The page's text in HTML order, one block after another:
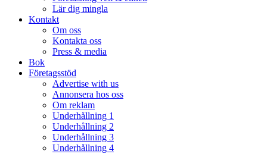
Lär dig mingla
Kontakt
Om oss
Kontakta oss
Press & media
Bok
Företagsstöd
Advertise with us
Annonsera hos oss
Om reklam
Underhållning 1
Underhållning 2
Underhållning 3
Underhållning 4